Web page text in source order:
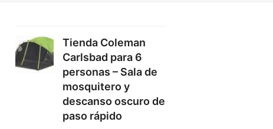
Tienda Coleman
Carlsbad para 6
personas – Sala de
mosquitero y
descanso oscuro de
paso rápido